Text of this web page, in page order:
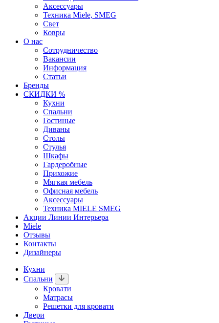
Аксессуары
Техника Miele, SMEG
Свет
Ковры
О нас
Сотрудничество
Вакансии
Информация
Статьи
Бренды
СКИДКИ %
Кухни
Спальни
Гостиные
Диваны
Столы
Стулья
Шкафы
Гардеробные
Прихожие
Мягкая мебель
Офисная мебель
Аксессуары
Техника MIELE SMEG
Акции Линии Интерьера
Miele
Отзывы
Контакты
Дизайнеры
Кухни
Спальни
Кровати
Матрасы
Решетки для кровати
Двери